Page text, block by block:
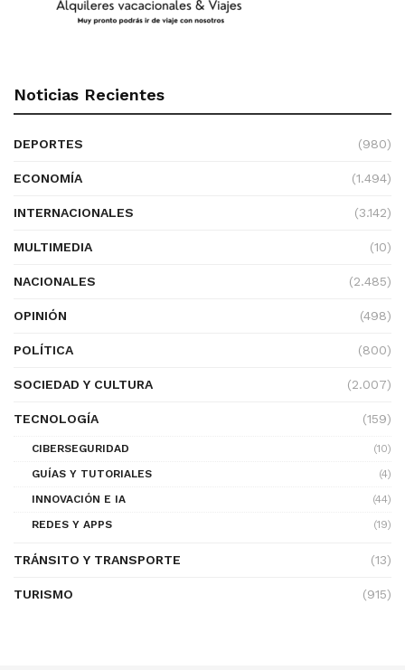
Noticias Recientes
DEPORTES (980)
ECONOMÍA (1.494)
INTERNACIONALES (3.142)
MULTIMEDIA (10)
NACIONALES (2.485)
OPINIÓN (498)
POLÍTICA (800)
SOCIEDAD Y CULTURA (2.007)
TECNOLOGÍA (159)
CIBERSEGURIDAD
(10)
GUÍAS Y TUTORIALES
(4)
INNOVACIÓN E IA
(44)
REDES Y APPS
(19)
TRÁNSITO Y TRANSPORTE (13)
TURISMO (915)